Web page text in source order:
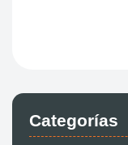
Categorías